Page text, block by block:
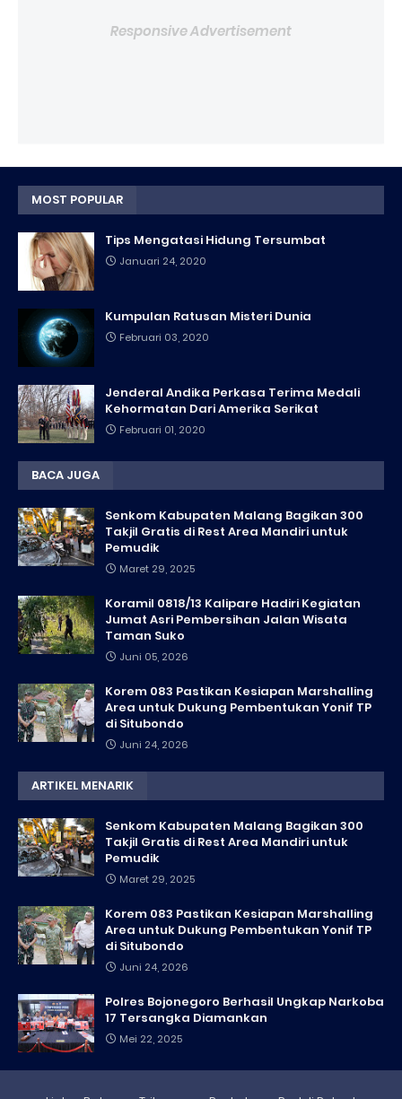
Responsive Advertisement
MOST POPULAR
Tips Mengatasi Hidung Tersumbat
Januari 24, 2020
Kumpulan Ratusan Misteri Dunia
Februari 03, 2020
Jenderal Andika Perkasa Terima Medali
Kehormatan Dari Amerika Serikat
Februari 01, 2020
BACA JUGA
Senkom Kabupaten Malang Bagikan 300
Takjil Gratis di Rest Area Mandiri untuk
Pemudik
Maret 29, 2025
Koramil 0818/13 Kalipare Hadiri Kegiatan
Jumat Asri Pembersihan Jalan Wisata
Taman Suko
Juni 05, 2026
Korem 083 Pastikan Kesiapan Marshalling
Area untuk Dukung Pembentukan Yonif TP
di Situbondo
Juni 24, 2026
ARTIKEL MENARIK
Senkom Kabupaten Malang Bagikan 300
Takjil Gratis di Rest Area Mandiri untuk
Pemudik
Maret 29, 2025
Korem 083 Pastikan Kesiapan Marshalling
Area untuk Dukung Pembentukan Yonif TP
di Situbondo
Juni 24, 2026
Polres Bojonegoro Berhasil Ungkap Narkoba
17 Tersangka Diamankan
Mei 22, 2025